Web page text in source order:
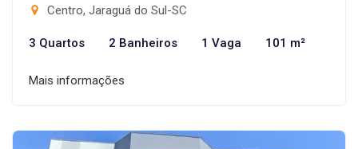
Centro, Jaraguá do Sul-SC
3 Quartos 2 Banheiros 1 Vaga 101 m²
Mais informações